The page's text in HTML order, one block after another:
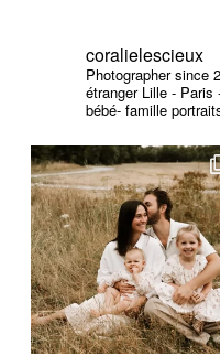
coralielescieux
Photographer since
étranger Lille - Paris
bébé- famille